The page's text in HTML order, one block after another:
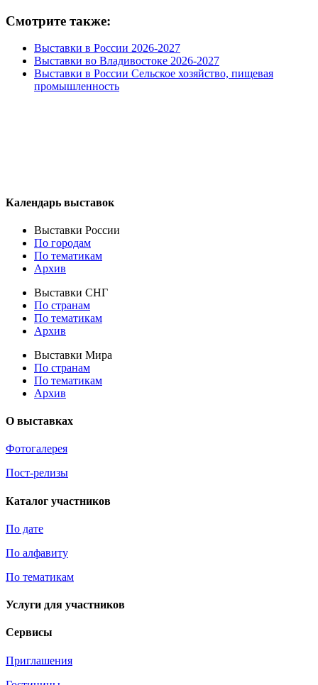
Смотрите также:
Выставки в России 2026-2027
Выставки во Владивостоке 2026-2027
Выставки в России Сельское хозяйство, пищевая
промышленность
Календарь выставок
Выставки России
По городам
По тематикам
Архив
Выставки СНГ
По странам
По тематикам
Архив
Выставки Мира
По странам
По тематикам
Архив
О выставках
Фотогалерея
Пост-релизы
Каталог участников
По дате
По алфавиту
По тематикам
Услуги для участников
Сервисы
Приглашения